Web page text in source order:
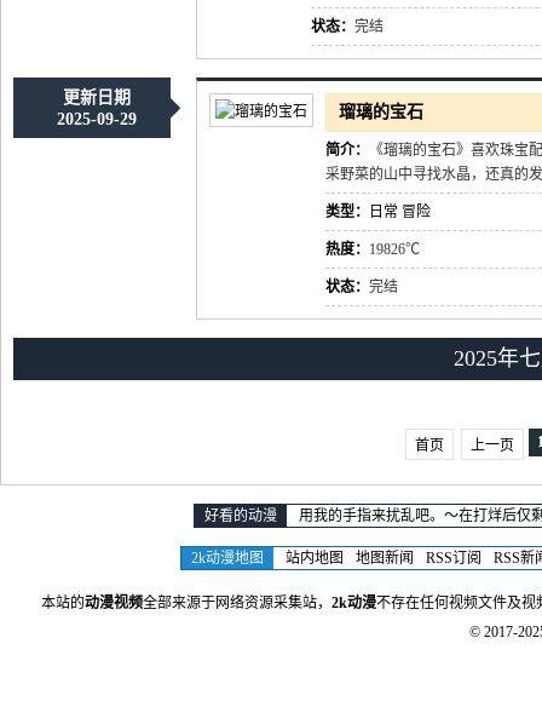
状态： 完结
更新日期
2025-09-29
瑠璃的宝石
简介：
《瑠璃的宝石》喜欢珠宝
采野菜的山中寻找水晶，还真
类型： 日常 冒险
热度： 19826℃
状态： 完结
2025年
首页 上一页
好看的动漫
用我的手指来扰乱吧。～在打烊后仅
2k动漫地图
站内地图 地图新闻 RSS订阅 RSS新
本站的动漫视频全部来源于网络资源采集站， 2k动漫不存在任何视频文件及视
© 2017-